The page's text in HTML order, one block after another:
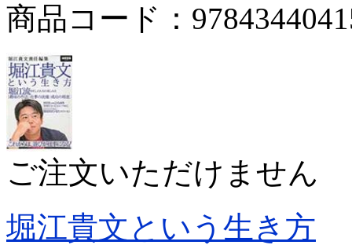
商品コード：
ご注文いただけません
堀江貴文という生き方